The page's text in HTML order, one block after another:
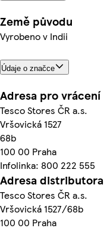
Země původu
Vyrobeno v Indii
Údaje o značce
Adresa pro vrácení
Tesco Stores ČR a.s.
Vršovická 1527
68b
100 00 Praha
Infolinka: 800 222 555
Adresa distributora
Tesco Stores ČR a.s.
Vršovická 1527/68b
100 00 Praha